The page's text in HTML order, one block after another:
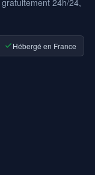
Hébergé en France